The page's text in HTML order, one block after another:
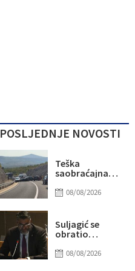
POSLJEDNJE NOVOSTI
Teška
saobraćajna
Stoca: Više
saobraćaj
potpuno
obustavljen
08/08/2026
Suljagić se
obratio
senatorima i
08/08/2026